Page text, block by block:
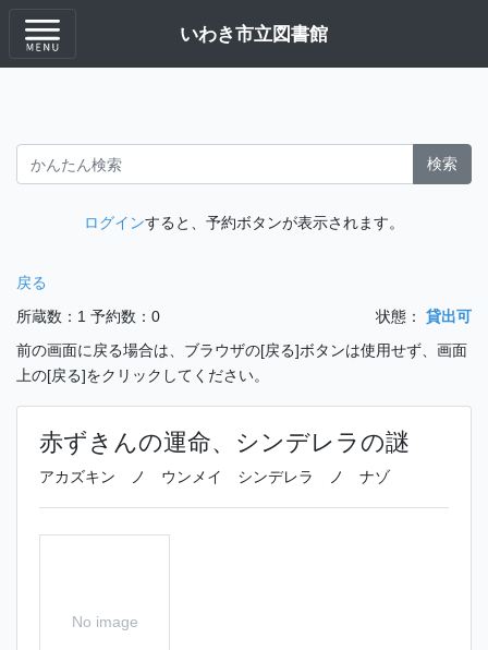
いわき市立図書館
検索
ログインすると、予約ボタンが表示されます。
戻る
所蔵数：1 予約数：0 状態：
貸出可
前の画面に戻る場合は、ブラウザの[戻る]ボタンは使用せず、画面
上の[戻る]をクリックしてください。
赤ずきんの運命、シンデレラの謎
アカズキン ノ ウンメイ シンデレラ ノ ナゾ
No image